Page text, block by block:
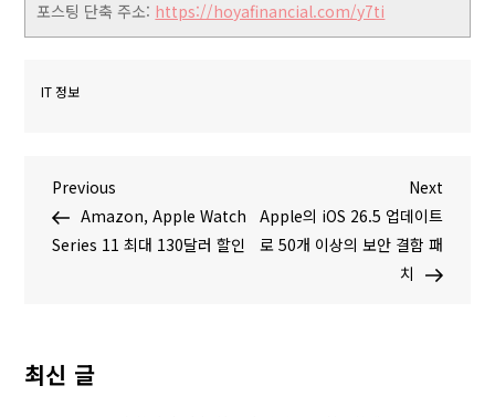
포스팅 단축 주소: https://hoyafinancial.com/y7ti
IT 정보
글
탐
P
r
e
s
Previous
Amazon, Apple Watch
Series 11 최대 130달러 할인
N
e
x
t
Next
Apple의 iOS 26.5 업데이트
로 50개 이상의 보안 결함 패
치
최신 글